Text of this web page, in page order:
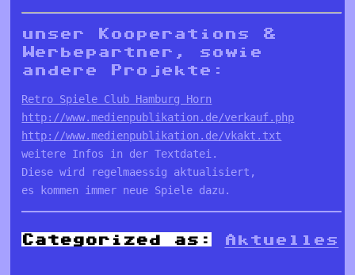
unser Kooperations &
Werbepartner, sowie
andere Projekte:
Retro Spiele Club Hamburg Horn
http://www.medienpublikation.de/verkauf.php
http://www.medienpublikation.de/vkakt.txt
weitere Infos in der Textdatei.
Diese wird regelmaessig aktualisiert,
es kommen immer neue Spiele dazu.
Categorized as: Aktuelles